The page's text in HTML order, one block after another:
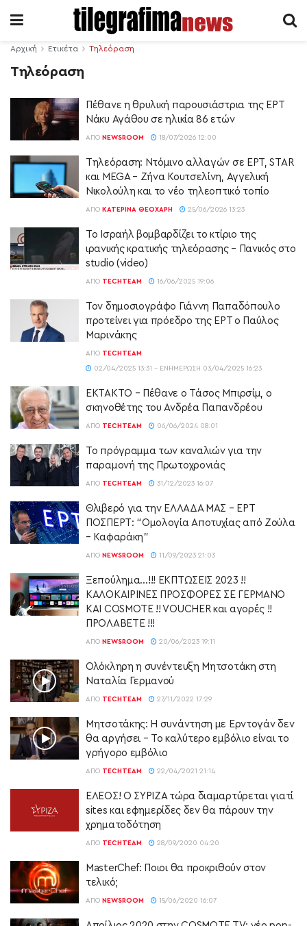
Αρχική Ετικέτα Τηλεόραση
Τηλεόραση
Πέθανε η θρυλική παρουσιάστρια της ΕΡΤ
Νάκυ Αγάθου σε ηλικία 86 ετών
ΑΠΌ NEWSROOM 18/07/2026 12:00
Τηλεόραση: Ντόμινο αλλαγών σε ΕΡΤ, STAR
και MEGA – Ζήνα Κουτσελίνη, Αγγελική
Νικολούλη και το νέο τηλεοπτικό τοπίο
ΑΠΌ ΚΑΤΕΡΊΝΑ ΘΕΟΧΆΡΗ 25/06/2026 13:23
Το Ισραήλ βομβαρδίζει το κτίριο της
ιρανικής κρατικής τηλεόρασης – Πανικός στο
studio (video)
ΑΠΌ TECHTEAM 16/06/2025 19:06
Τον δημοσιογράφο Γιάννη Παπαδόπουλο
προτείνει για πρόεδρο της ΕΡΤ ο Παύλος
Μαρινάκης
ΑΠΌ TECHTEAM
02/04/2025 13:31 - ΕΝΗΜΈΡΩΣΗ 03/04/2025 16:23
ΕΚΤΑΚΤΟ – Πέθανε ο Τάσος Μπιρσίμ, ο
σκηνοθέτης του Ανδρέα Παπανδρέου
ΑΠΌ TECHTEAM 06/06/2024 08:01
Το πρόγραμμα των καναλιών για την
παραμονή της Πρωτοχρονιάς
ΑΠΌ TECHTEAM 31/12/2023 16:07
Θλιβερό για την ΕΛΛΑΔΑ ΜΑΣ – ΕΡΤ
ΠΟΣΠΕΡΤ: “Ομολογία Αποτυχίας από Ζούλα
– Καφαράκη”
ΑΠΌ NEWSROOM 11/09/2023 21:03
Ξεπούλημα…!!! ΕΚΠΤΩΣΕΙΣ 2023 !!
ΚΑΛΟΚΑΙΡΙΝΕΣ ΠΡΟΣΦΟΡΕΣ ΣΕ ΓΕΡΜΑΝΟ
ΚΑΙ COSMOTE !! VOUCHER και αγορές !!
ΠΡΟΛΑΒΕΤΕ !!!
ΑΠΌ NEWSROOM 20/06/2023 19:11
Ολόκληρη η συνέντευξη Μητσοτάκη στη
Ναταλία Γερμανού
ΑΠΌ TECHTEAM 27/11/2022 17:29
Μητσοτάκης: Η συνάντηση με Ερντογάν δεν
θα αργήσει – Το καλύτερο εμβόλιο είναι το
γρήγορο εμβόλιο
ΑΠΌ TECHTEAM 22/04/2021 21:14
ΕΛΕΟΣ! Ο ΣΥΡΙΖΑ τώρα διαμαρτύρεται γιατί
sites και εφημερίδες δεν θα πάρουν την
χρηματοδότηση
ΑΠΌ TECHTEAM 28/09/2020 04:20
MasterChef: Ποιοι θα προκριθούν στον
τελικό;
ΑΠΌ NEWSROOM 15/06/2020 16:07